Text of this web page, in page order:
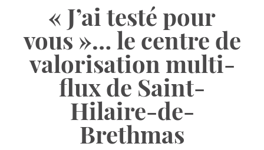
« J’ai testé pour
vous »… le centre de
valorisation multi-
flux de Saint-
Hilaire-de-
Brethmas